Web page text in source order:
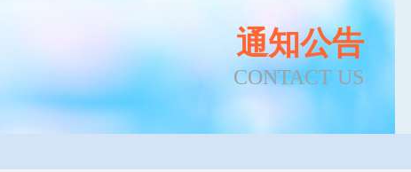
通知公告
CONTACT US